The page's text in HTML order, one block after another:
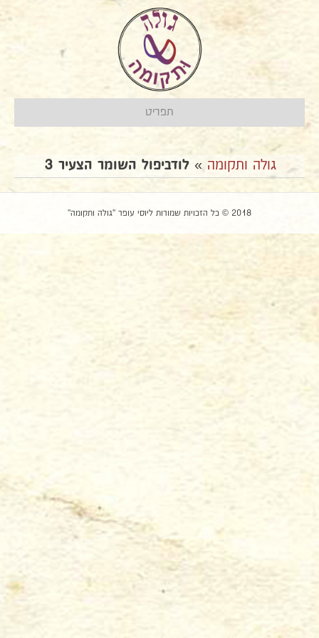
תפריט
גולה ותקומה » לודביפול השומר הצעיר 3
2018 © כל הזכויות שמורות ליוסי עופר "גולה ותקומה"